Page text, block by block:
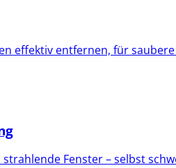
effektiv entfernen, für
Fenster – selbst